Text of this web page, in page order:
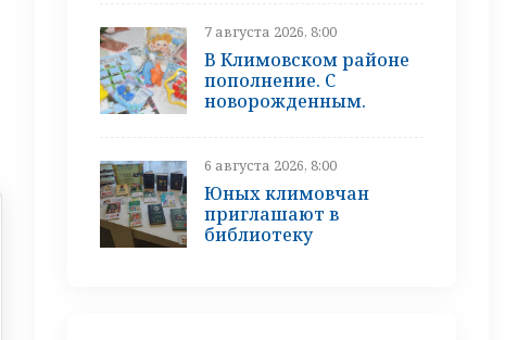
7 августа 2026, 8:00
В Климовском районе
пополнение. С
новорожденным.
6 августа 2026, 8:00
Юных климовчан
приглашают в
библиотеку